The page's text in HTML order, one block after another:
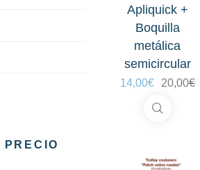
Apliquick +
Boquilla
metálica
semicircular
20,00€El
14,00€
El
PRECIO